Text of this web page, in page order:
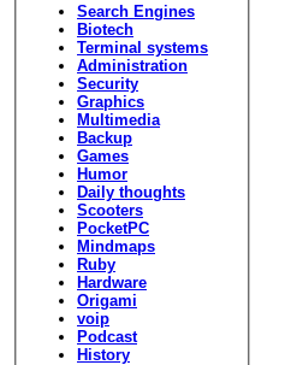
Search Engines
Biotech
Terminal systems
Administration
Security
Graphics
Multimedia
Backup
Games
Humor
Daily thoughts
Scooters
PocketPC
Mindmaps
Ruby
Hardware
Origami
voip
Podcast
History